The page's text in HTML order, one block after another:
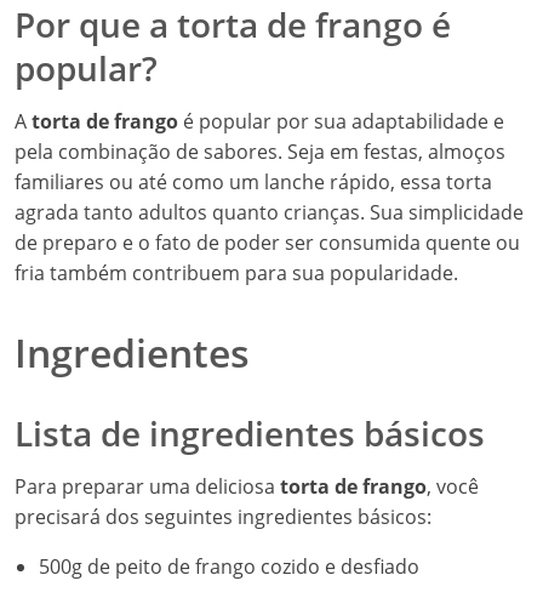
Por que a torta de frango é
popular?
Atorta de frango é popular por sua adaptabilidade e
pela combinação de sabores. Seja em festas, almoços
familiares ou até como um lanche rápido, essa torta
agrada tanto adultos quanto crianças. Sua simplicidade
de preparo e o fato de poder ser consumida quente ou
fria também contribuem para sua popularidade.
Ingredientes
Lista de ingredientes básicos
Para preparar uma deliciosa torta de frango, você
precisará dos seguintes ingredientes básicos:
500g de peito de frango cozido e desfiado